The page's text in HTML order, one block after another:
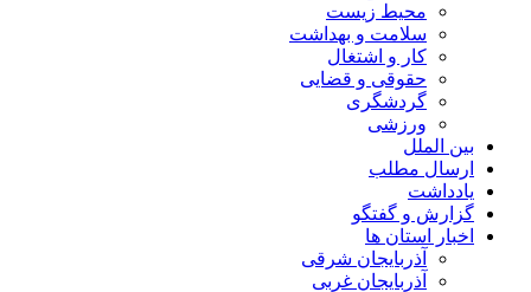
محیط زیست
سلامت و بهداشت
کار و اشتغال
حقوقی و قضایی
گردشگری
ورزشی
بین الملل
ارسال مطلب
یادداشت
گزارش و گفتگو
اخبار استان ها
آذربایجان شرقی
آذربایجان غربی